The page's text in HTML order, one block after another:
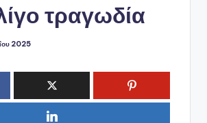
τραγωδία
2025